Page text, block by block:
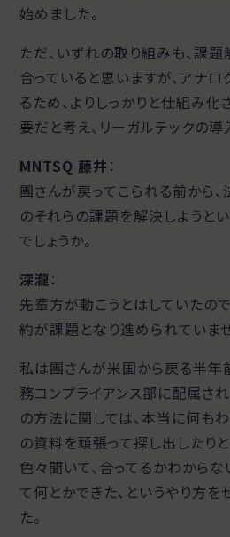
始めました。
ただ、いずれの取り組みも、課
合っていると思いますが、アナ
るため、よりしっかりと仕組み
要だと考え、リーガルテックの導
MNTSQ 藤井 ：
團さんが戻ってこられる前から
のそれらの課題を解決しようと
でしょうか。
深瀧：
先輩方が動こうとはしていたの
約が課題となり進められていま
私は團さんが米国から戻る半年
務コンプライアンス部に配属さ
の方法に関しては、本当に何も
の資料を頑張って探し出したり
色々聞いて、合ってるかわから
て何とかできた、というやり方を
た。